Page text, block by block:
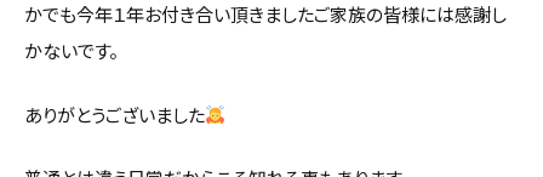
ブログ
住宅の無料相談会
かでも今年１年お付き合い頂きましたご家族の皆様には感謝し
かないです。
ありがとうございました